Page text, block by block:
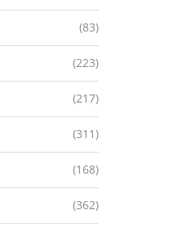
(83)
(223)
(217)
(311)
(168)
(362)